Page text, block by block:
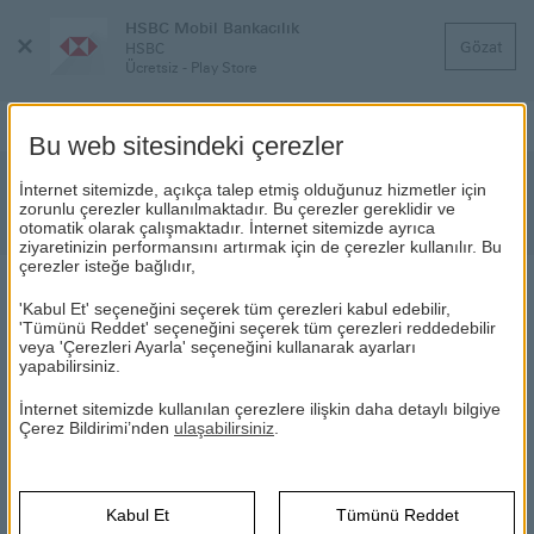
Menüyü
HSBC Mobil Bankacılık
HSBC
Ücretsiz - Play Store
Gözat
HSBC Bank A.Ş. Bono İtfası Hakkında
Bilgilendirme
HABERLER
07.12.2021
Bankamızca, 01.10.2021 tarihinde nitelikli yatırımcılara ihracı
gerçekleştirilen 67 gün vadeli, TRFHSBCA2112 ISIN Kodlu,
bugün itibariyle vadesi gelmiş olup, itfa işlemi
gerçekleştirilmiştir.
Bu web sitesindeki çerezler
İnternet sitemizde, açıkça talep etmiş olduğunuz hizmetler için
zorunlu çerezler kullanılmaktadır. Bu çerezler gereklidir ve
otomatik olarak çalışmaktadır. İnternet sitemizde ayrıca
ziyaretinizin performansını artırmak için de çerezler kullanılır. Bu
çerezler isteğe bağlıdır,
'Kabul Et' seçeneğini seçerek tüm çerezleri kabul edebilir,
'Tümünü Reddet' seçeneğini seçerek tüm çerezleri reddedebilir
veya 'Çerezleri Ayarla' seçeneğini kullanarak ayarları
yapabilirsiniz.
İnternet sitemizde kullanılan çerezlere ilişkin daha detaylı bilgiye
Çerez Bildirimi’nden ulaşabilirsiniz
Kabul Et Tümünü Reddet